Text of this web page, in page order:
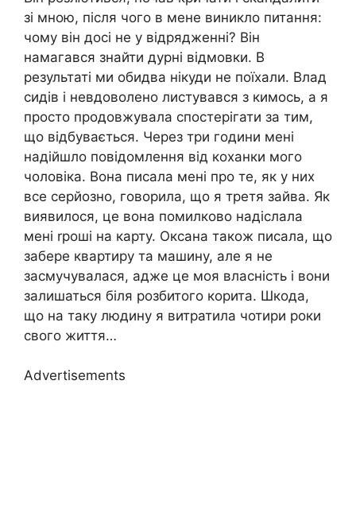
зі мною, після чого в мене виникло питання:
чому він досі не у відрядженні? Він
намагався знайти дурні відмовки. В
результаті ми обидва нікуди не поїхали. Влад
сидів і невдоволено листувався з кимось, а я
просто продовжувала спостерігати за тим,
що відбувається. Через три години мені
надійшло повідомлення від коханки мого
чоловіка. Вона писала мені про те, як у них
все серйозно, говорила, що я третя зайва. Як
виявилося, це вона помилково надіслала
мені rроші на карту. Оксана також писала, що
забере квартиру та машину, але я не
засмучувалася, адже це моя власність і вони
залишаться біля розбитого корита. Шкода,
що на таку людину я витратила чотири роки
свого життя…
Advertisements